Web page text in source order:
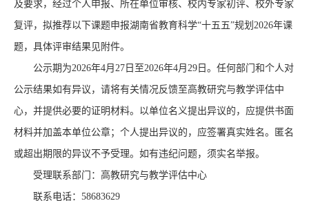
及要求，经过个人申报、所在单位审核、校内专家初评、校外专家
复评， 拟推荐以下课题申报湖南省教育科学“十五五”规划2026年课
题，具体评审结果见附件。
公示期为2026年4月 27 日至2026年4月 29 日。任何部门和个人对
公示结果如有异议，请将有关情况反馈至高教研究与教学评估中
心，并提供必要的证明材料。以单位名义提出异议的，应提供书面
材料并加盖本单位公章；个人提出异议的，应签署真实姓名。匿名
或超出期限的异议不予受理。如有违纪问题，须实名举报。
受理联系部门：高教研究与教学评估中心
联系电话： 58683629